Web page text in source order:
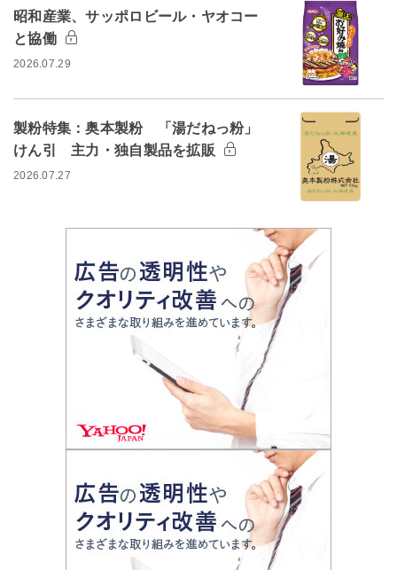
昭和産業、サッポロビール・ヤオコー
と協働
2026.07.29
製粉特集：奥本製粉 「湯だねっ粉」
けん引 主力・独自製品を拡販
2026.07.27